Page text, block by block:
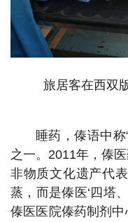
旅居客在西双
睡药，傣语中
之一。2011年，傣
非物质文化遗产代
蒸，而是傣医‘四塔
傣医医院傣药制剂